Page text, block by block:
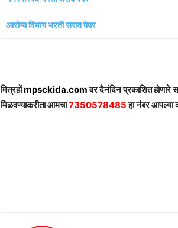
आरोग्य विभाग भरती सराव पेपर
मित्रहोंmpsckida.comवर दैनंदिन प्रकाशित होणारे
मिळवण्याकरीता आमचा7350578485हा नंबर आपल्या